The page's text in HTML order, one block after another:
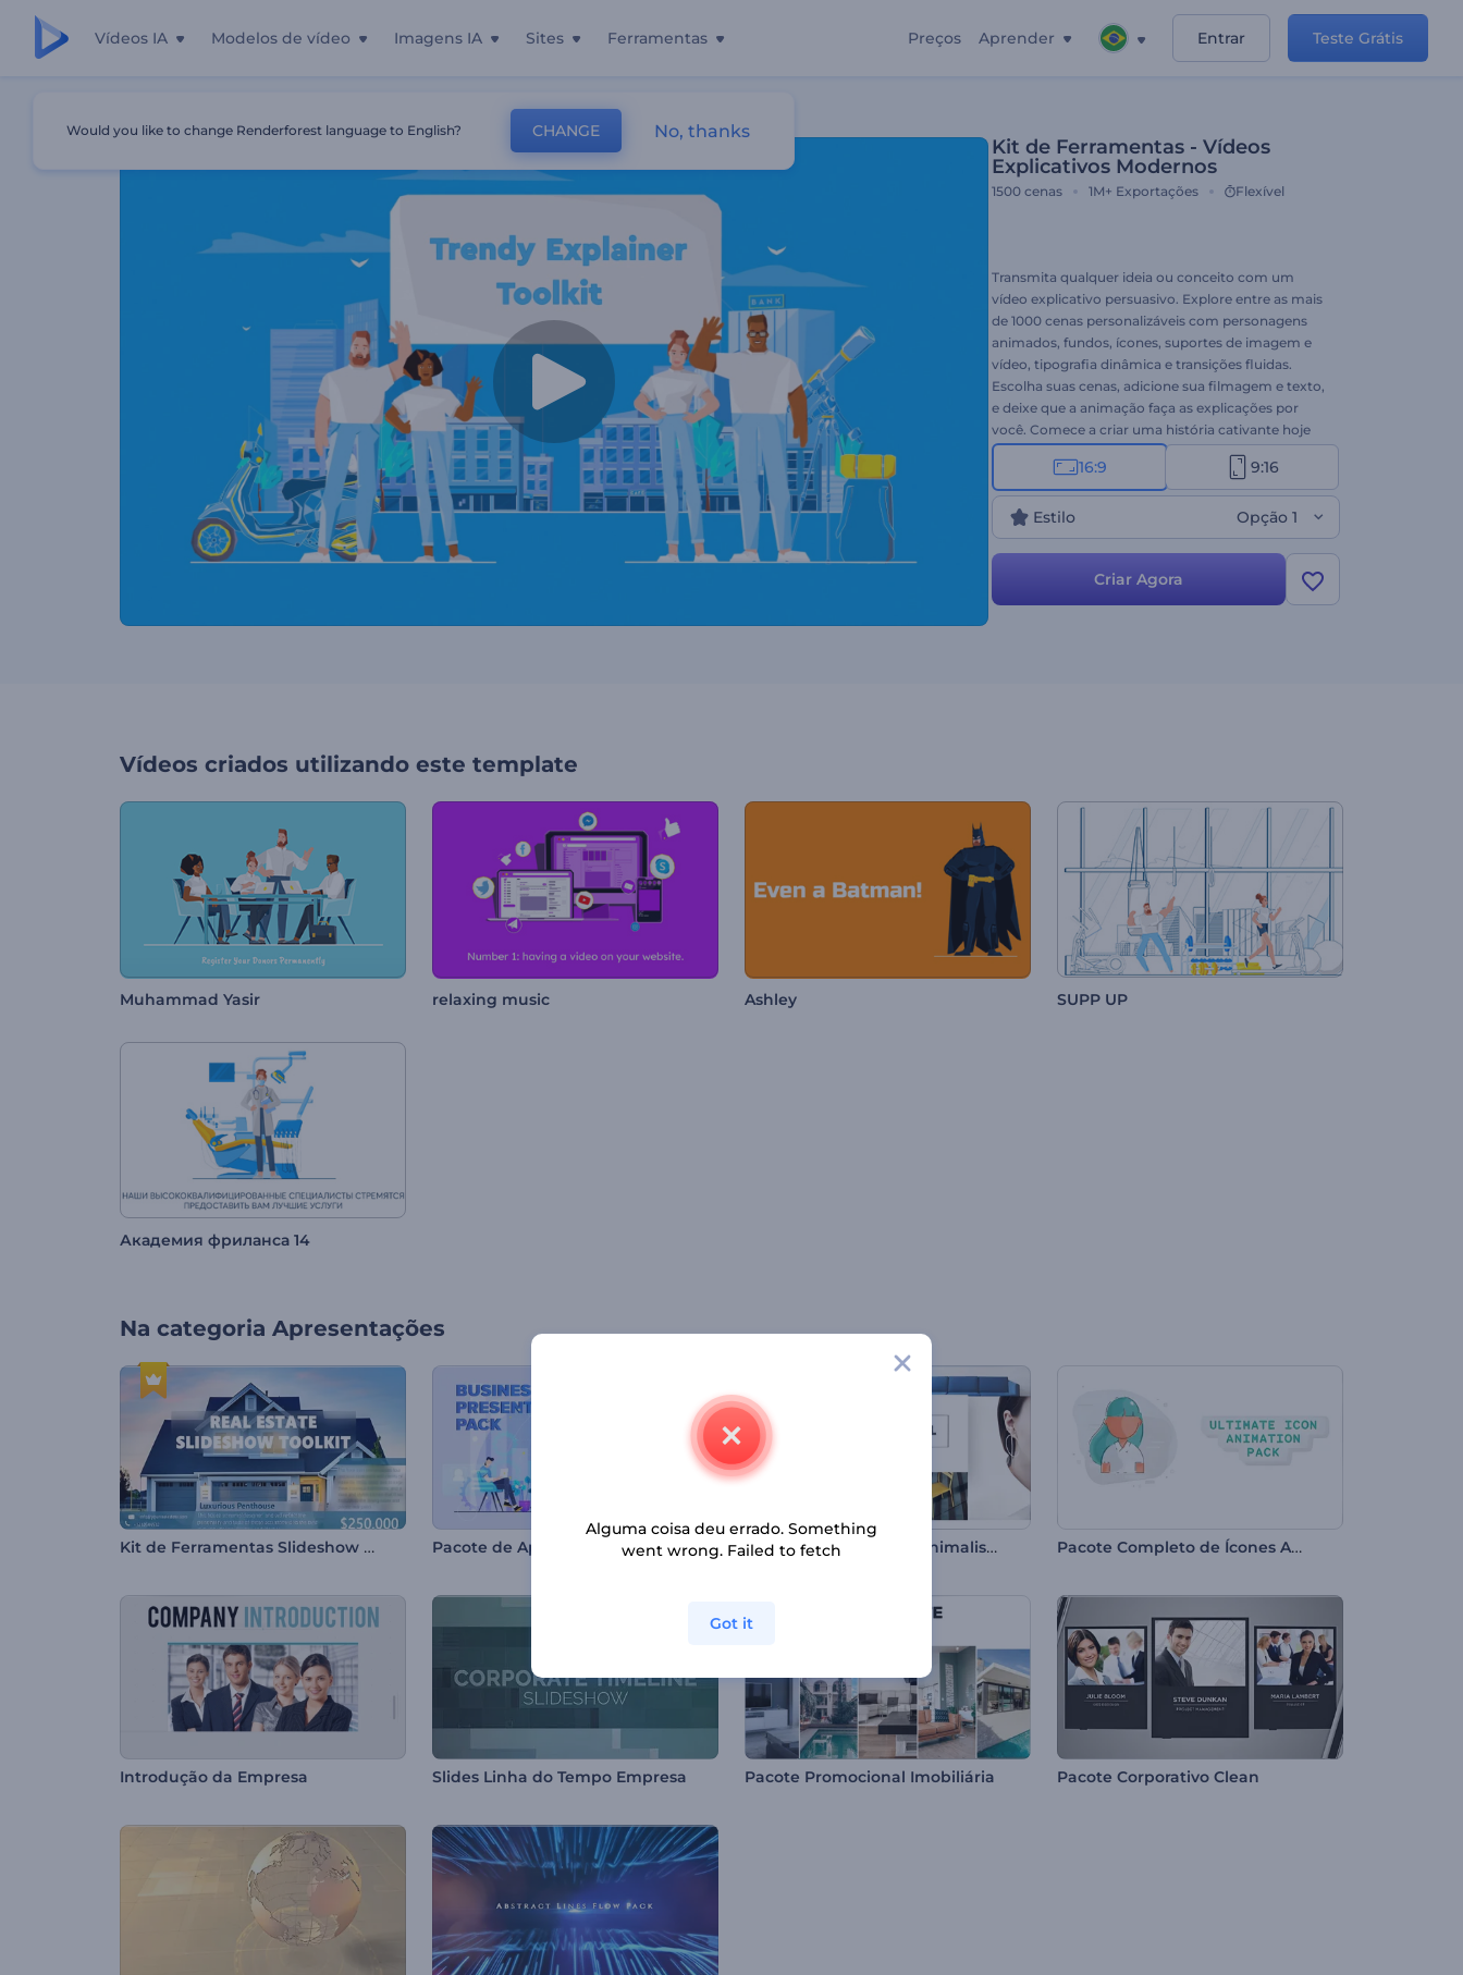
Vídeos IA Modelos de vídeo Imagens IA Sites Ferramentas Preços Aprender Entrar Teste Grátis
Kit De Ferramentas - Vídeos Explicativos Modernos
Kit de Ferramentas - Vídeos
Explicativos Modernos
1500 cenas 1M+ Exportações Flexível
Transmita qualquer ideia ou conceito com um
vídeo explicativo persuasivo. Explore entre as mais
de 1000 cenas personalizáveis ​​com personagens
animados, fundos, ícones, suportes de imagem e
vídeo, tipografia dinâmica e transições fluidas.
Escolha suas cenas, adicione sua filmagem e texto,
e deixe que a animação faça as explicações por
você. Comece a criar uma história cativante hoje
mesmo!
16:9 9:16
Estilo Opção 1
Criar Agora
Vídeos criados utilizando este template
Muhammad Yasir relaxing music Ashley SUPP UP
Академия фриланса 14
Na categoria Apresentações
Kit de Ferramentas Slideshow Imobiliário Pacote de Apresentação de Negócios Pacote Promocional Minimalista Pacote Completo de Ícones Animados
Introdução da Empresa Slides Linha do Tempo Empresa Pacote Promocional Imobiliária Pacote Corporativo Clean
Would you like to change Renderforest language to English? CHANGE No, thanks
Alguma coisa deu errado. Something
went wrong. Failed to fetch
Got it